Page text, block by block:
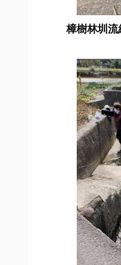
樟樹林圳